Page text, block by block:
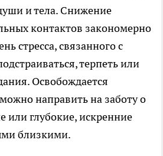
и тела. Снижение
контактов закономерно
стресса, связанного с
терпеть или
Освобождается
направить на заботу о
или глубокие, искренние
близкими.